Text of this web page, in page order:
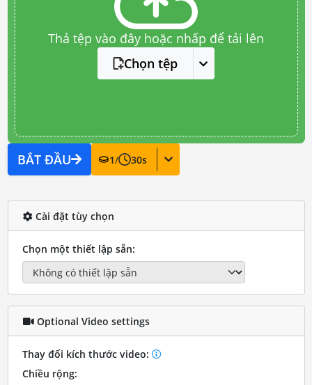
Thả tệp vào đây hoặc nhấp để tải lên
Chọn tệp
BẮT ĐẦU 1/ 30s
Cài đặt tùy chọn
Chọn một thiết lập sẵn:
Optional Video settings
Thay đổi kích thước video:
Chiều rộng: